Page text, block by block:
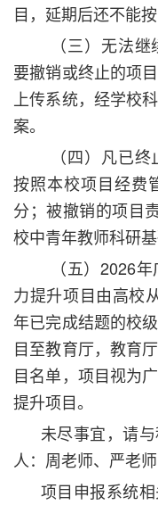
目，延期后还不能
（三）无法继
要撤销或终止的项
上传系统，经学校
案。
（四）凡已终
按照本校项目经费
分；被撤销的项目
校中青年教师科研
（五）2026
力提升项目由高校
年已完成结题的校
目至教育厅，教育
目名单，项目视为
提升项目。
未尽事宜，请
人：周老师、严老
项目申报系统